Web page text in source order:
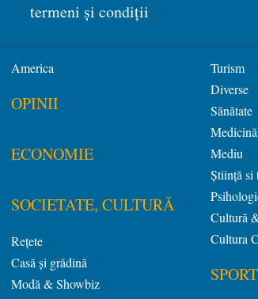
termeni și condiții
America
OPINII
ECONOMIE
SOCIETATE, CULTURĂ
Rețete
Casă și grădină
Modă & Showbiz
Turism
Diverse
Sănătate
Mediu
Știință si
Cultură
Cultura
SPORT